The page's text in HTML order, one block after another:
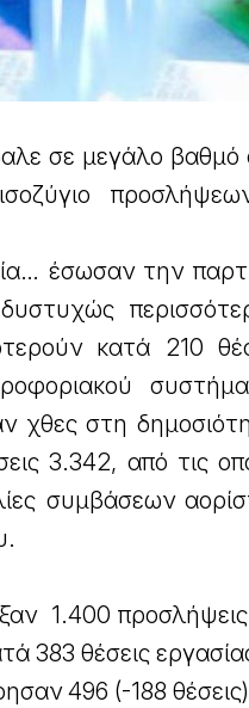
σε μεγάλο βαθμό
έσωσαν την
κατά 210
χθες στη
3.342, από τις
συμβάσεων
1.400 προσλήψεις
383 θέσεις
496 (-188